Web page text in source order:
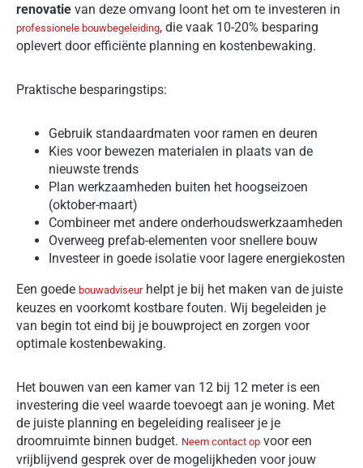
renovatie van deze omvang loont het om te investeren in
professionele bouwbegeleiding, die vaak 10-20% besparing
oplevert door efficiënte planning en kostenbewaking.
Praktische besparingstips:
Gebruik standaardmaten voor ramen en deuren
Kies voor bewezen materialen in plaats van de
nieuwste trends
Plan werkzaamheden buiten het hoogseizoen
(oktober-maart)
Combineer met andere onderhoudswerkzaamheden
Overweeg prefab-elementen voor snellere bouw
Investeer in goede isolatie voor lagere energiekosten
Een goede bouwadviseurhelpt je bij het maken van de juiste
keuzes en voorkomt kostbare fouten. Wij begeleiden je
van begin tot eind bij je bouwproject en zorgen voor
optimale kostenbewaking.
Het bouwen van een kamer van 12 bij 12 meter is een
investering die veel waarde toevoegt aan je woning. Met
de juiste planning en begeleiding realiseer je je
droomruimte binnen budget. Neem contact op voor een
vrijblijvend gesprek over de mogelijkheden voor jouw